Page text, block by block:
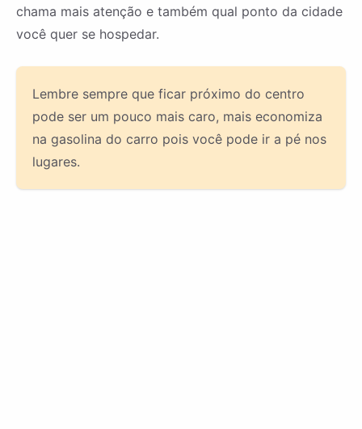
chama mais atenção e também qual ponto da cidade
você quer se hospedar.
Lembre sempre que ficar próximo do centro
pode ser um pouco mais caro, mais economiza
na gasolina do carro pois você pode ir a pé nos
lugares.